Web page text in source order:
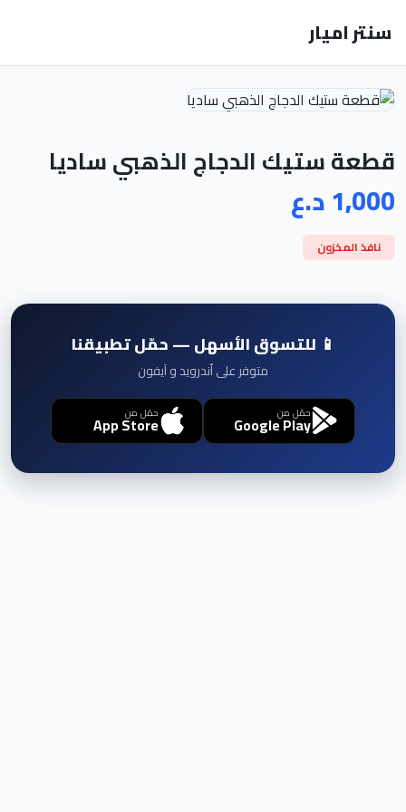
سنتر اميار
قطعة ستيك الدجاج الذهبي ساديا
1,000 د.ع
نافذ المخزون
📱 للتسوق الأسهل — حمّل تطبيقنا
متوفر على أندرويد و آيفون
حمّل من
Google Play حمّل من
App Store